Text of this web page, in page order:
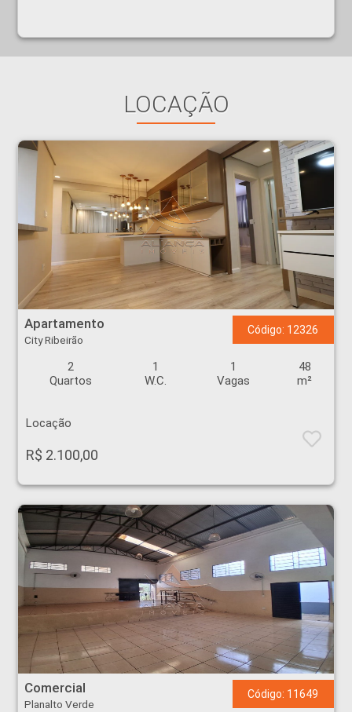
LOCAÇÃO
Apartamento - City Ribeirão - Ribeirão Preto
Apartamento
City Ribeirão
Código: 12326
2
Quartos
1
W.C.
1
Vagas
48
m²
Locação
R$ 2.100,00
Comercial - Planalto Verde - Ribeirão Preto
Comercial
Planalto Verde
Código: 11649